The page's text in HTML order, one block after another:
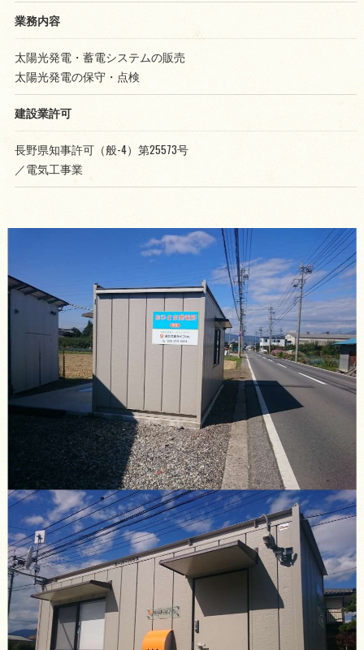
業務内容
太陽光発電・蓄電システムの販売
太陽光発電の保守・点検
建設業許可
長野県知事許可（般-4）第25573号
／電気工事業